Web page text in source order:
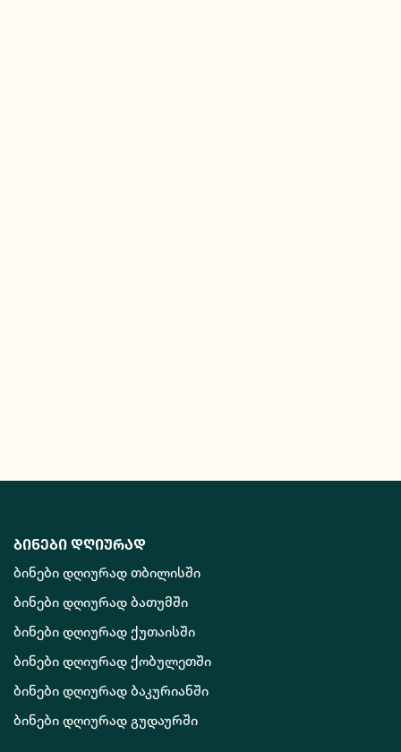
ბინები დღიურად
ბინები დღიურად თბილისში
ბინები დღიურად ბათუმში
ბინები დღიურად ქუთაისში
ბინები დღიურად ქობულეთში
ბინები დღიურად ბაკურიანში
ბინები დღიურად გუდაურში